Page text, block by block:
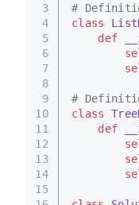
3
4
5
6
7
8
9
10
11
12
13
14
15
#
class
def
#
class
def